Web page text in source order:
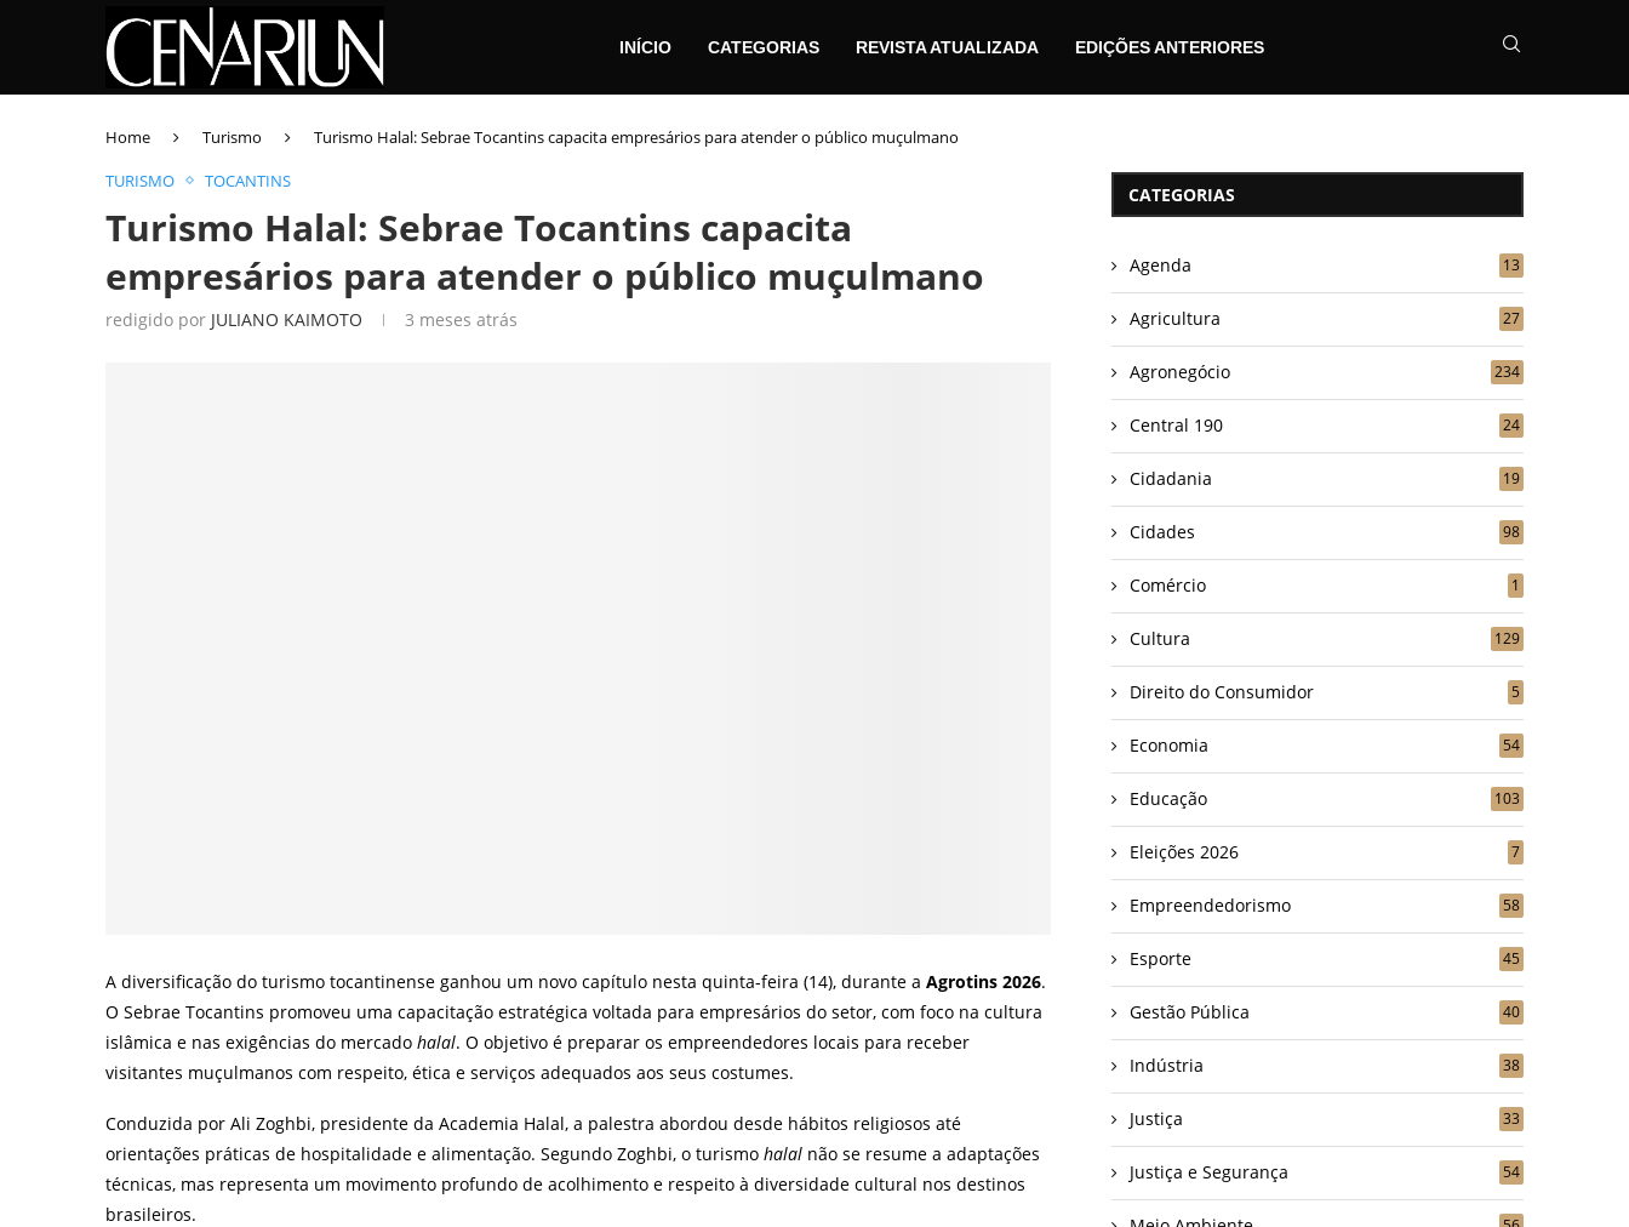
INÍCIO CATEGORIAS REVISTA ATUALIZADA EDIÇÕES ANTERIORES
Home Turismo
Turismo Halal: Sebrae Tocantins capacita empresários para atender o público muçulmano
TURISMO
TOCANTINS
Turismo Halal: Sebrae Tocantins capacita
empresários para atender o público muçulmano
redigido por JULIANO KAIMOTO 3 meses atrás
A diversificação do turismo tocantinense ganhou um novo capítulo nesta quinta-feira (14), durante a Agrotins 2026.
O Sebrae Tocantins promoveu uma capacitação estratégica voltada para empresários do setor, com foco na cultura
islâmica e nas exigências do mercado halal. O objetivo é preparar os empreendedores locais para receber
visitantes muçulmanos com respeito, ética e serviços adequados aos seus costumes.
Conduzida por Ali Zoghbi, presidente da Academia Halal, a palestra abordou desde hábitos religiosos até
orientações práticas de hospitalidade e alimentação. Segundo Zoghbi, o turismo halal não se resume a adaptações
técnicas, mas representa um movimento profundo de acolhimento e respeito à diversidade cultural nos destinos
brasileiros.
CATEGORIAS
Agenda 13
Agricultura 27
Agronegócio 234
Central 190 24
Cidadania 19
Cidades 98
Comércio 1
Cultura 129
Direito do Consumidor 5
Economia 54
Educação 103
Eleições 2026 7
Empreendedorismo 58
Esporte 45
Gestão Pública 40
Indústria 38
Justiça 33
Justiça e Segurança 54